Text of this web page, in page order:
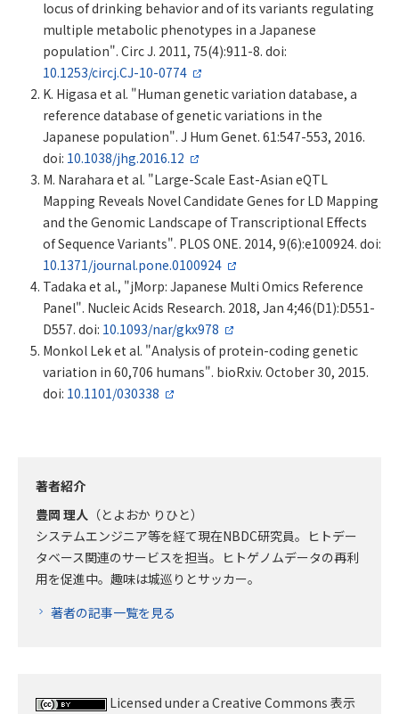
locus of drinking behavior and of its variants regulating
multiple metabolic phenotypes in a Japanese
population". Circ J. 2011, 75(4):911-8. doi:
10.1253/circj.CJ-10-0774
K. Higasa et al. "Human genetic variation database, a
reference database of genetic variations in the
Japanese population". J Hum Genet. 61:547-553, 2016.
doi: 10.1038/jhg.2016.12
M. Narahara et al. "Large-Scale East-Asian eQTL
Mapping Reveals Novel Candidate Genes for LD Mapping
and the Genomic Landscape of Transcriptional Effects
of Sequence Variants". PLOS ONE. 2014, 9(6):e100924. doi:
10.1371/journal.pone.0100924
Tadaka et al., "jMorp: Japanese Multi Omics Reference
Panel". Nucleic Acids Research. 2018, Jan 4;46(D1):D551-
D557. doi: 10.1093/nar/gkx978
Monkol Lek et al. "Analysis of protein-coding genetic
variation in 60,706 humans". bioRxiv. October 30, 2015.
doi: 10.1101/030338
著者紹介
豊岡 理人 （とよおか りひと）
システムエンジニア等を経て現在NBDC研究員。ヒトデー
タベース関連のサービスを担当。ヒトゲノムデータの再利
用を促進中。趣味は城巡りとサッカー。
著者の記事一覧を見る
Licensed under a Creative Commons 表示